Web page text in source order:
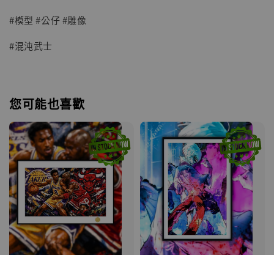
#模型 #公仔 #雕像
#混沌武士
您可能也喜歡